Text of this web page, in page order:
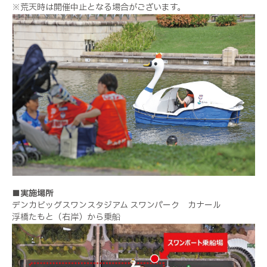
※荒天時は開催中止となる場合がございます。
■実施場所
デンカビッグスワンスタジアム スワンパーク カナール
浮橋たもと（右岸）から乗船